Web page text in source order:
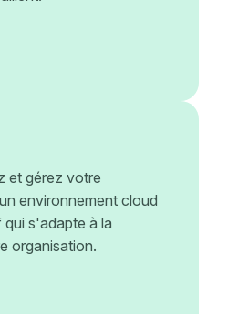
et gérez votre
environnement cloud
s'adapte à la
organisation.